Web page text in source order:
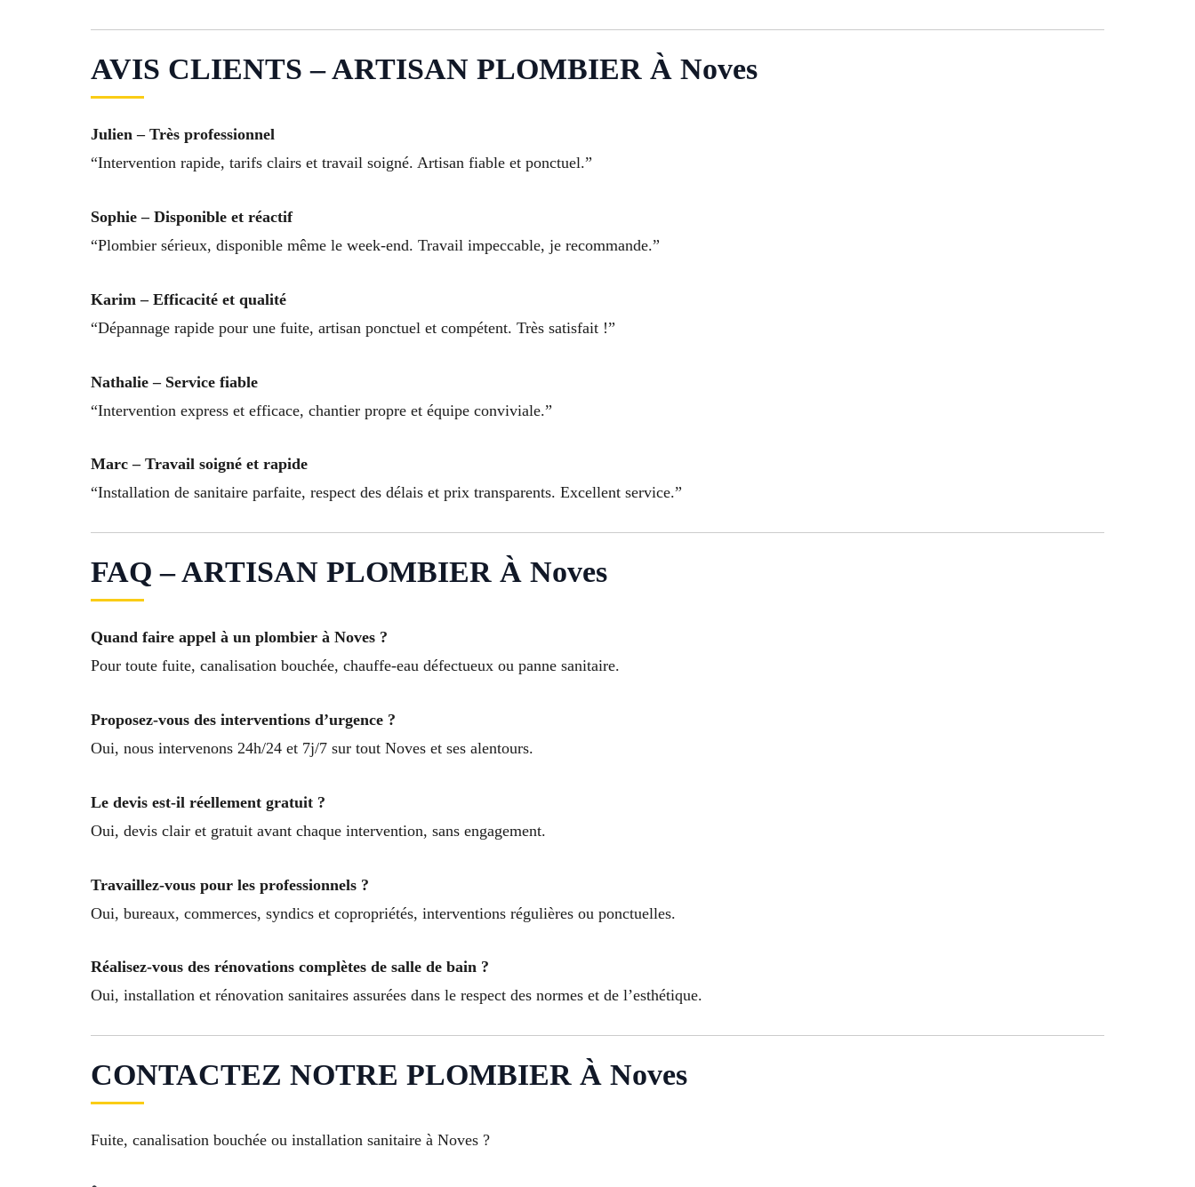
AVIS CLIENTS – ARTISAN PLOMBIER À Noves
Julien – Très professionnel
“Intervention rapide, tarifs clairs et travail soigné. Artisan fiable et ponctuel.”
Sophie – Disponible et réactif
“Plombier sérieux, disponible même le week-end. Travail impeccable, je recommande.”
Karim – Efficacité et qualité
“Dépannage rapide pour une fuite, artisan ponctuel et compétent. Très satisfait !”
Nathalie – Service fiable
“Intervention express et efficace, chantier propre et équipe conviviale.”
Marc – Travail soigné et rapide
“Installation de sanitaire parfaite, respect des délais et prix transparents. Excellent service.”
FAQ – ARTISAN PLOMBIER À Noves
Quand faire appel à un plombier à Noves ?
Pour toute fuite, canalisation bouchée, chauffe-eau défectueux ou panne sanitaire.
Proposez-vous des interventions d’urgence ?
Oui, nous intervenons 24h/24 et 7j/7 sur tout Noves et ses alentours.
Le devis est-il réellement gratuit ?
Oui, devis clair et gratuit avant chaque intervention, sans engagement.
Travaillez-vous pour les professionnels ?
Oui, bureaux, commerces, syndics et copropriétés, interventions régulières ou ponctuelles.
Réalisez-vous des rénovations complètes de salle de bain ?
Oui, installation et rénovation sanitaires assurées dans le respect des normes et de l’esthétique.
CONTACTEZ NOTRE PLOMBIER À Noves
Fuite, canalisation bouchée ou installation sanitaire à Noves ?